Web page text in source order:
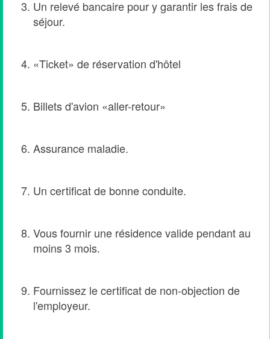
Un relevé bancaire pour y garantir les frais de
séjour.
«Ticket» de réservation d'hôtel
Billets d'avion «aller-retour»
Assurance maladie.
Un certificat de bonne conduite.
Vous fournir une résidence valide pendant au
moins 3 mois.
Fournissez le certificat de non-objection de
l'employeur.